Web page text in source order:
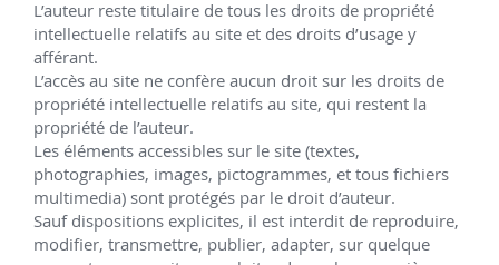
touches spirituelles qui rendent la lecture d’autant
plus enthousiasmante.
Extrait :
* Les super-pouvoirs du multipotentialiste *
Notre singularité nous a doté de capacités extra-
ordinaires pour embrasser pleinement nos
L’auteur reste titulaire de tous les droits de propriété
intellectuelle relatifs au site et des droits d’usage y
afférant.
L’accès au site ne confère aucun droit sur les droits de
propriété intellectuelle relatifs au site, qui restent la
propriété de l’auteur.
Les éléments accessibles sur le site (textes,
photographies, images, pictogrammes, et tous fichiers
multimedia) sont protégés par le droit d’auteur.
Sauf dispositions explicites, il est interdit de reproduire,
modifier, transmettre, publier, adapter, sur quelque